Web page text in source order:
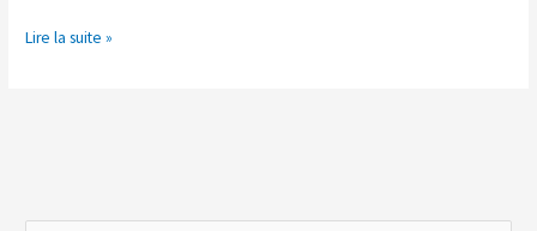
Lire la suite »